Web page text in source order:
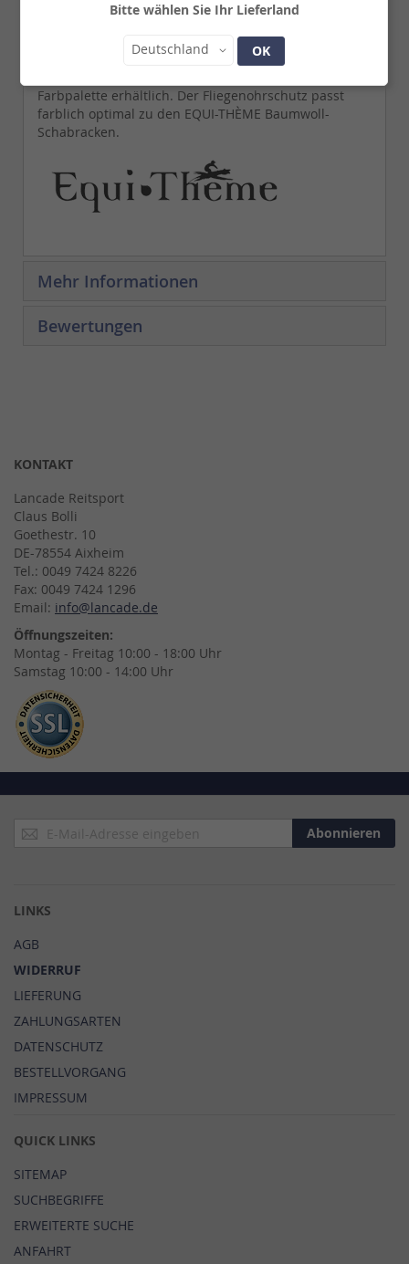
Bitte wählen Sie Ihr Lieferland
Land
Deutschland OK
Sehr schöner Fliegenohrenschutz aus Baumwolle mit
Farbpalette erhältlich. Der Fliegenohrschutz passt
farblich optimal zu den EQUI-THÈME Baumwoll-
Schabracken.
Mehr Informationen
Bewertungen
KONTAKT
Lancade Reitsport
Claus Bolli
Goethestr. 10
DE-78554 Aixheim
Tel.: 0049 7424 8226
Fax: 0049 7424 1296
Email: info@lancade.de
Öffnungszeiten:
Montag - Freitag 10:00 - 18:00 Uhr
Samstag 10:00 - 14:00 Uhr
Anmeldung
zum
Abonnieren
LINKS
AGB
WIDERRUF
LIEFERUNG
ZAHLUNGSARTEN
DATENSCHUTZ
BESTELLVORGANG
IMPRESSUM
QUICK LINKS
SITEMAP
SUCHBEGRIFFE
ERWEITERTE SUCHE
ANFAHRT